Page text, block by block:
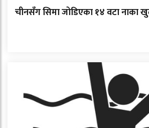
चीनसँग सिमा जोडिएका १४ वटा नाका